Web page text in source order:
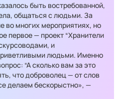
быть востребованной,
общаться с людьми. За
во многих мероприятиях, но
первое — проект “Хранители
и
людьми. Именно
“А сколько вам за это
что доброволец — от слов
делаем бескорыстно», —